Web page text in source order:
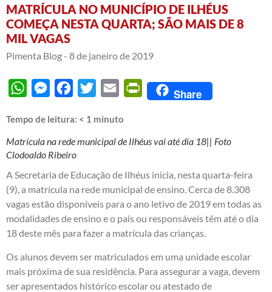
MATRÍCULA NO MUNICÍPIO DE ILHÉUS
COMEÇA NESTA QUARTA; SÃO MAIS DE 8
MIL VAGAS
Pimenta Blog - 8 de janeiro de 2019
WhatsAppMessengerFacebook
Twitter Email PrintFriendly
Share
Tempo de leitura: < 1 minuto
Matrícula na rede municipal de Ilhéus vai até dia 18|| Foto
Clodoaldo Ribeiro
A Secretaria de Educação de Ilhéus inicia, nesta quarta-feira
(9), a matrícula na rede municipal de ensino. Cerca de 8.308
vagas estão disponíveis para o ano letivo de 2019 em todas as
modalidades de ensino e o pais ou responsáveis têm até o dia
18 deste mês para fazer a matrícula das crianças.
Os alunos devem ser matriculados em uma unidade escolar
mais próxima de sua residência. Para assegurar a vaga, devem
ser apresentados histórico escolar ou atestado de